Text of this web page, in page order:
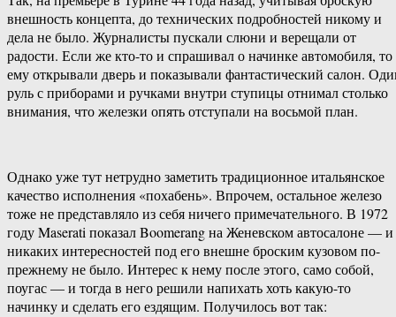
внешность концепта, до технических подробностей никому и
дела не было. Журналисты пускали слюни и верещали от
радости. Если же кто-то и спрашивал о начинке автомобиля, то
ему открывали дверь и показывали фантастический салон.
руль с приборами и ручками внутри ступицы отнимал столько
внимания, что железки опять отступали на восьмой план.
Однако уже тут нетрудно заметить традиционное итальянское
качество исполнения «похабень». Впрочем, остальное железо
тоже не представляло из себя ничего примечательного. В 1972
году Maserati показал Boomerang на Женевском автосалоне — и
никаких интересностей под его внешне броским кузовом по-
прежнему не было. Интерес к нему после этого, само собой,
поугас — и тогда в него решили напихать хоть какую-то
начинку и сделать его ездящим. Получилось вот так: